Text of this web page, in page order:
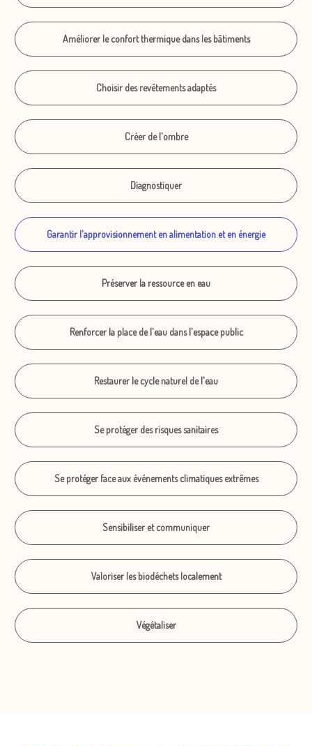
Améliorer le confort thermique dans les bâtiments
Choisir des revêtements adaptés
Créer de l'ombre
Diagnostiquer
Garantir l'approvisionnement en alimentation et en énergie
Préserver la ressource en eau
Renforcer la place de l'eau dans l'espace public
Restaurer le cycle naturel de l'eau
Se protéger des risques sanitaires
Se protéger face aux événements climatiques extrêmes
Sensibiliser et communiquer
Valoriser les biodéchets localement
Végétaliser